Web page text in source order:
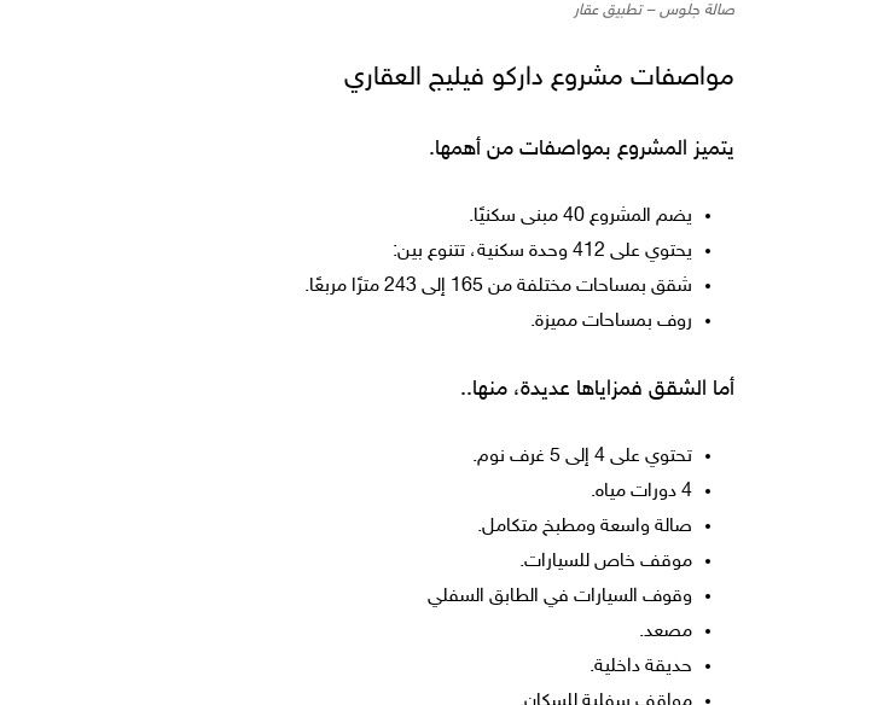
صالة جلوس – تطبيق عقار
مواصفات مشروع داركو فيليج العقاري
يتميز المشروع بمواصفات من أهمها.
يضم المشروع 40 مبنى سكنيًا.
يحتوي على 412 وحدة سكنية، تتنوع بين:
شقق بمساحات مختلفة من 165 إلى 243 مترًا مربعًا.
روف بمساحات مميزة.
أما الشقق فمزاياها عديدة، منها..
تحتوي على 4 إلى 5 غرف نوم.
4 دورات مياه.
صالة واسعة ومطبخ متكامل.
موقف خاص للسيارات.
وقوف السيارات في الطابق السفلي
مصعد.
حديقة داخلية.